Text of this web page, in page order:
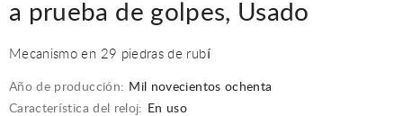
a prueba de golpes, Usado
Mecanismo en 29 piedras de rubí
Año de producción: Mil novecientos ochenta
Característica del reloj:
En uso